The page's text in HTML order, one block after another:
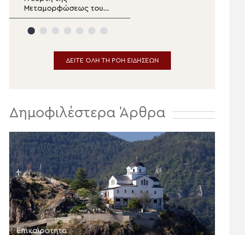
Μεταμορφώσεως του
Σωτήρος στα Λευκάκια
Ναυπλίου
ΔΕΙΤΕ ΟΛΗ ΤΗ ΡΟΗ ΕΙΔΗΣΕΩΝ
Δημοφιλέστερα Άρθρα
Επικαιρότητα